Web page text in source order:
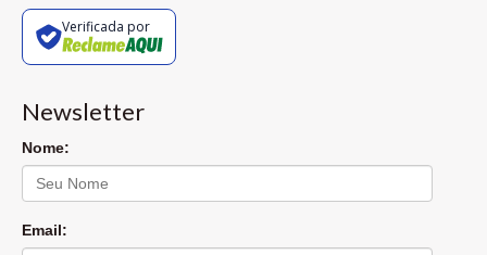
Verificada por
Newsletter
Nome:
Email: